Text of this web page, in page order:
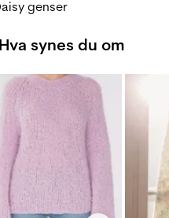
genser
synes du om